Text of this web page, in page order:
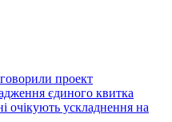
проект
єдиного квитка
ускладнення на